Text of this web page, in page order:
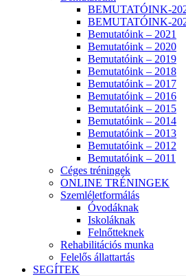
BEMUTATÓINK-
BEMUTATÓINK-
Bemutatóink – 2021
Bemutatóink – 2020
Bemutatóink – 2019
Bemutatóink – 2018
Bemutatóink – 2017
Bemutatóink – 2016
Bemutatóink – 2015
Bemutatóink – 2014
Bemutatóink – 2013
Bemutatóink – 2012
Bemutatóink – 2011
Céges tréningek
ONLINE TRÉNINGEK
Szemléletformálás
Óvodáknak
Iskoláknak
Felnőtteknek
Rehabilitációs munka
Felelős állattartás
SEGÍTEK